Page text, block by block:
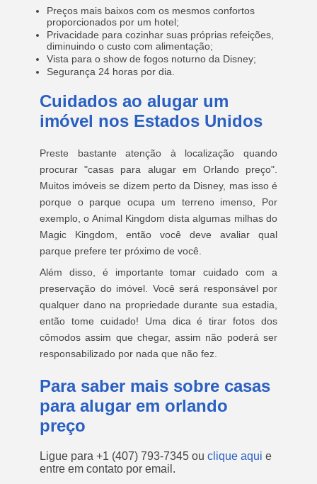
Preços mais baixos com os mesmos confortos
proporcionados por um hotel;
Privacidade para cozinhar suas próprias refeições,
diminuindo o custo com alimentação;
Vista para o show de fogos noturno da Disney;
Segurança 24 horas por dia.
Cuidados ao alugar um
imóvel nos Estados Unidos
Preste bastante atenção à localização quando
procurar "casas para alugar em Orlando preço".
Muitos imóveis se dizem perto da Disney, mas isso é
porque o parque ocupa um terreno imenso, Por
exemplo, o Animal Kingdom dista algumas milhas do
Magic Kingdom, então você deve avaliar qual
parque prefere ter próximo de você.
Além disso, é importante tomar cuidado com a
preservação do imóvel. Você será responsável por
qualquer dano na propriedade durante sua estadia,
então tome cuidado! Uma dica é tirar fotos dos
cômodos assim que chegar, assim não poderá ser
responsabilizado por nada que não fez.
Para saber mais sobre casas
para alugar em orlando
preço
Ligue para +1 (407) 793-7345 ou clique aqui e
entre em contato por email.